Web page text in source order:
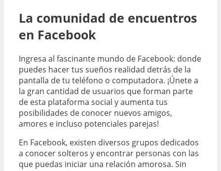
La comunidad de encuentros
en Facebook
Ingresa al fascinante mundo de Facebook: donde
puedes hacer tus sueños realidad detrás de la
pantalla de tu teléfono o computadora. ¡Únete a
la gran cantidad de usuarios que forman parte
de esta plataforma social y aumenta tus
posibilidades de conocer nuevos amigos,
amores e incluso potenciales parejas!
En Facebook, existen diversos grupos dedicados
a conocer solteros y encontrar personas con las
que puedas iniciar una relación amorosa. Sin